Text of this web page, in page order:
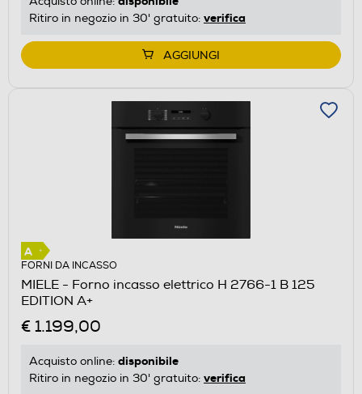
Ritiro in negozio in 30' gratuito: verifica
AGGIUNGI
FORNI DA INCASSO
MIELE - Forno incasso elettrico H 2766-1 B 125
EDITION A+
€ 1.199,00
Acquisto online: disponibile
Ritiro in negozio in 30' gratuito: verifica